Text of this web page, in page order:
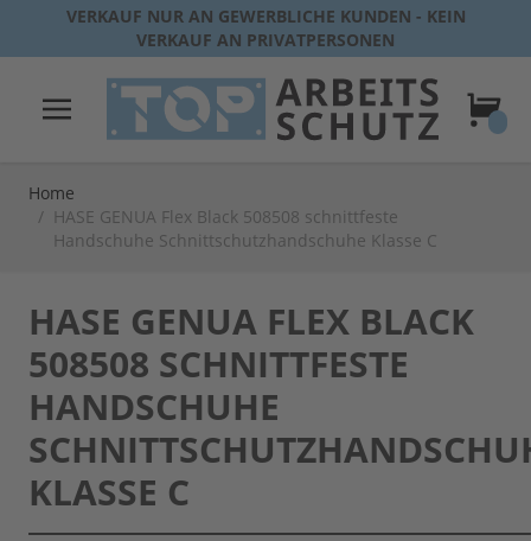
Direkt zum Inhalt
VERKAUF NUR AN GEWERBLICHE KUNDEN - KEIN
VERKAUF AN PRIVATPERSONEN
Home
/ HASE GENUA Flex Black 508508 schnittfeste
Handschuhe Schnittschutzhandschuhe Klasse C
HASE GENUA FLEX BLACK
508508 SCHNITTFESTE
HANDSCHUHE
KLASSE C